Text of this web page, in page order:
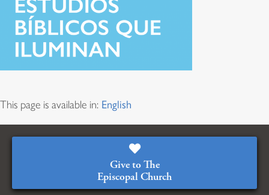
This page is available in: English
Give to The
Episcopal Church